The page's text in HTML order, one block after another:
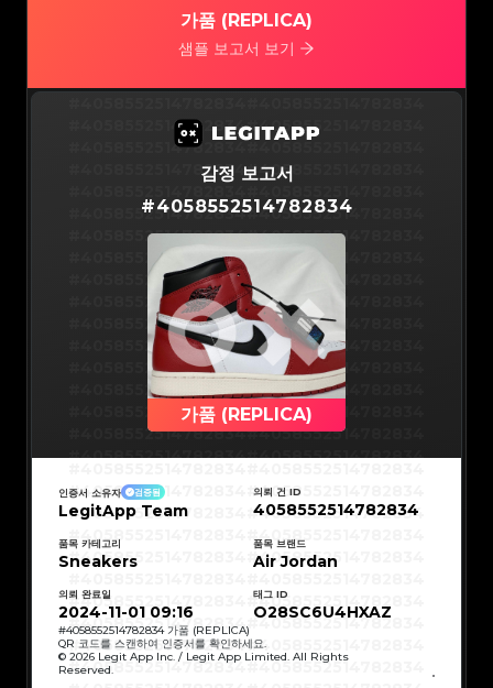
#5216693512454378#5216693512454378
#5216693512454378#5216693512454378
#5216693512454378#5216693512454378
#5216693512454378#5216693512454378
#5216693512454378#5216693512454378
#5216693512454378#5216693512454378
#5216693512454378#5216693512454378
#5216693512454378#5216693512454378
#5216693512454378#5216693512454378
#5216693512454378
#5216693512454378#5216693512454378
#5216693512454378#5216693512454378
#5216693512454378#5216693512454378
#5216693512454378#5216693512454378
#5216693512454378
#5216693512454378
#5216693512454378#5216693512454378
#5216693512454378#5216693512454378
#5216693512454378#5216693512454378
#5216693512454378
#5216693512454378
#5216693512454378
#5216693512454378
#5216693512454378
#5216693512454378
#5216693512454378
#5216693512454378
#5216693512454378
#5216693512454378
#5216693512454378#5216693512454378
#5216693512454378#5216693512454378
#5216693512454378
#5216693512454378#5216693512454378
#5216693512454378#5216693512454378
#5216693512454378#5216693512454378
#5216693512454378#5216693512454378
#5216693512454378#5216693512454378
#5216693512454378#5216693512454378
#5216693512454378
#5216693512454378
#5216693512454378#5216693512454378
#5216693512454378#5216693512454378
#5216693512454378#5216693512454378
#5216693512454378
#5216693512454378
#5216693512454378#5216693512454378
#5216693512454378#5216693512454378
#5216693512454378#5216693512454378
#5216693512454378#5216693512454378
#5216693512454378#5216693512454378
#5216693512454378
#5216693512454378
#5216693512454378
#5216693512454378
#5216693512454378
#5216693512454378
#5216693512454378
#5216693512454378
#5216693512454378
#5216693512454378
#5216693512454378#5216693512454378
#5216693512454378#5216693512454378
가품 (REPLICA)
샘플 보고서 보기
#4058552514782834#4058552514782834
#4058552514782834#4058552514782834
#4058552514782834#4058552514782834
#4058552514782834#4058552514782834
#4058552514782834#4058552514782834
#4058552514782834
#4058552514782834
#4058552514782834#4058552514782834
#4058552514782834#4058552514782834
#4058552514782834#4058552514782834
#4058552514782834#4058552514782834
#4058552514782834 #4058552514782834
#4058552514782834#4058552514782834
#4058552514782834#4058552514782834
#4058552514782834#4058552514782834
#4058552514782834#4058552514782834
#4058552514782834
#4058552514782834
#4058552514782834
#4058552514782834
#4058552514782834
#4058552514782834
#4058552514782834
#4058552514782834
#4058552514782834
#4058552514782834
#4058552514782834
#4058552514782834
#4058552514782834#4058552514782834
#4058552514782834#4058552514782834
#4058552514782834
감정 보고서
#4058552514782834
가품 (REPLICA)
#4058552514782834
#4058552514782834
#4058552514782834
#4058552514782834
#4058552514782834
#4058552514782834
#4058552514782834
#4058552514782834
#4058552514782834
#4058552514782834
#4058552514782834#4058552514782834
#4058552514782834#4058552514782834
#4058552514782834#4058552514782834
인증서 소유자 검증됨
LegitApp Team
의뢰 건 ID
4058552514782834
품목 카테고리
Sneakers
품목 브랜드
Air Jordan
의뢰 완료일
2024-11-01 09:16
태그 ID
O28SC6U4HXAZ
#4058552514782834 가품 (REPLICA)
QR 코드를 스캔하여 인증서를 확인하세요.
© 2026 Legit App Inc. / Legit App Limited. All Rights
Reserved.